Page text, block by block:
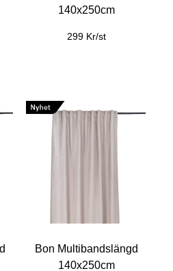
140x250cm
299 Kr/st
Bon Multibandslängd
140x250cm